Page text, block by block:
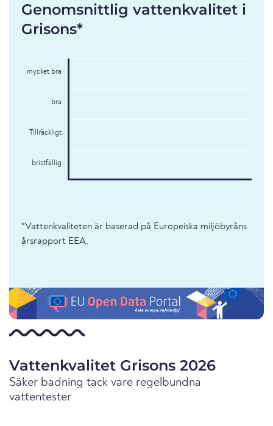
Genomsnittlig vattenkvalitet i
Grisons*
mycket bra
bra
Tillräckligt
bristfällig
*Vattenkvaliteten är baserad på Europeiska miljöbyråns
årsrapport EEA.
Vattenkvalitet Grisons 2026
Säker badning tack vare regelbundna
vattentester